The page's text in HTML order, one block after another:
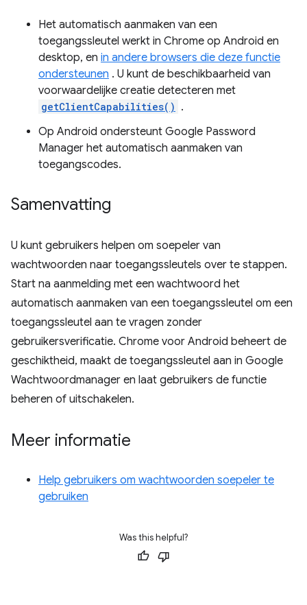
Het automatisch aanmaken van een
toegangssleutel werkt in Chrome op Android en
desktop, en in andere browsers die deze functie
ondersteunen . U kunt de beschikbaarheid van
voorwaardelijke creatie detecteren met
getClientCapabilities() .
Op Android ondersteunt Google Password
Manager het automatisch aanmaken van
toegangscodes.
Samenvatting
U kunt gebruikers helpen om soepeler van
wachtwoorden naar toegangssleutels over te stappen.
Start na aanmelding met een wachtwoord het
automatisch aanmaken van een toegangssleutel om een ​​
toegangssleutel aan te vragen zonder
gebruikersverificatie. Chrome voor Android beheert de
geschiktheid, maakt de toegangssleutel aan in Google
Wachtwoordmanager en laat gebruikers de functie
beheren of uitschakelen.
Meer informatie
Help gebruikers om wachtwoorden soepeler te
gebruiken
Was this helpful?